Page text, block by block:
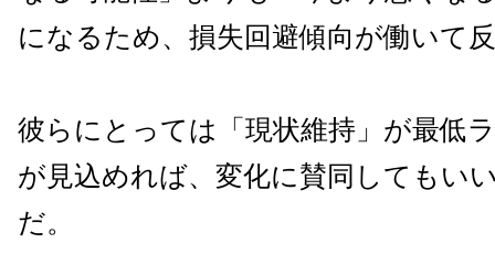
になるため、損失回避傾向が働いて
彼らにとっては「現状維持」が最低
が見込めれば、変化に賛同してもい
だ。